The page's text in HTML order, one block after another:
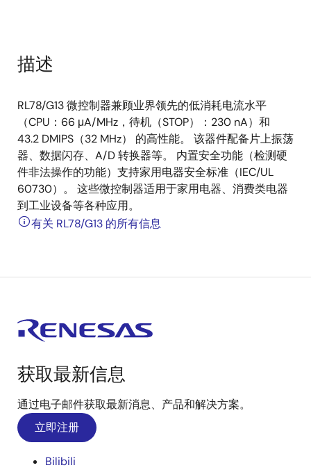
描述
RL78/G13 微控制器兼顾业界领先的低消耗电流水平
（CPU：66 μA/MHz，待机（STOP）：230 nA）和
43.2 DMIPS（32 MHz） 的高性能。 该器件配备片上振荡
器、数据闪存、A/D 转换器等。 内置安全功能（检测硬
件非法操作的功能）支持家用电器安全标准（IEC/UL
60730）。 这些微控制器适用于家用电器、消费类电器
到工业设备等各种应用。
有关 RL78/G13 的所有信息
获取最新信息
通过电子邮件获取最新消息、产品和解决方案。
立即注册
Bilibili